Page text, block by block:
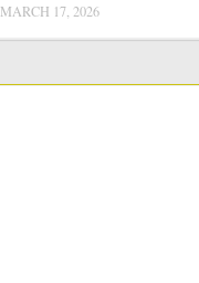
MARCH 17, 2026